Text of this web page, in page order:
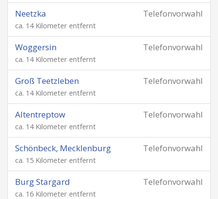
Telefonvorwahl
Neetzka
ca. 14 Kilometer entfernt
Telefonvorwahl
Woggersin
ca. 14 Kilometer entfernt
Telefonvorwahl
Groß Teetzleben
ca. 14 Kilometer entfernt
Telefonvorwahl
Altentreptow
ca. 14 Kilometer entfernt
Telefonvorwahl
Schönbeck, Mecklenburg
ca. 15 Kilometer entfernt
Telefonvorwahl
Burg Stargard
ca. 16 Kilometer entfernt